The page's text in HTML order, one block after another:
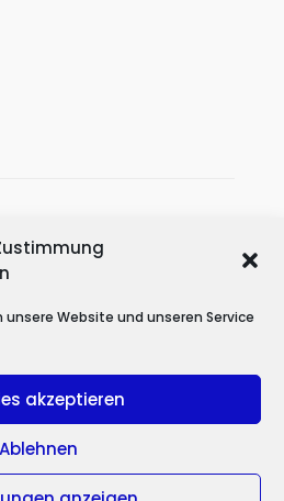
unsere Website und unseren Service
akzeptieren
Ablehnen